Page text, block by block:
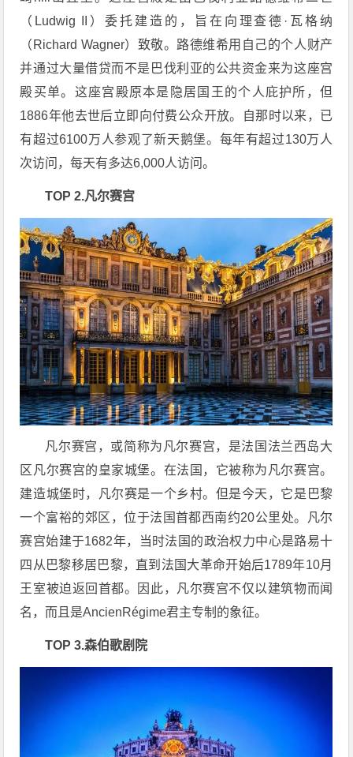
（Ludwig II）委托建造的，旨在向理查德·瓦格纳
（Richard Wagner）致敬。路德维希用自己的个人财产
并通过大量借贷而不是巴伐利亚的公共资金来为这座宫
殿买单。这座宫殿原本是隐居国王的个人庇护所，但
1886年他去世后立即向付费公众开放。自那时以来，已
有超过6100万人参观了新天鹅堡。每年有超过130万人
次访问，每天有多达6,000人访问。
TOP 2.凡尔赛宫
凡尔赛宫，或简称为凡尔赛宫，是法国法兰西岛大
区凡尔赛宫的皇家城堡。在法国，它被称为凡尔赛宫。
建造城堡时，凡尔赛是一个乡村。但是今天，它是巴黎
一个富裕的郊区，位于法国首都西南约20公里处。凡尔
赛宫始建于1682年，当时法国的政治权力中心是路易十
四从巴黎移居巴黎，直到法国大革命开始后1789年10月
王室被迫返回首都。因此，凡尔赛宫不仅以建筑物而闻
名，而且是AncienRégime君主专制的象征。
TOP 3.森伯歌剧院